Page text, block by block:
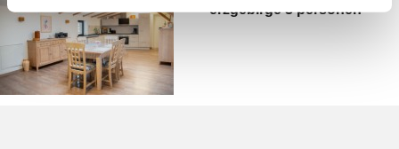
erzgebirge 3 personen